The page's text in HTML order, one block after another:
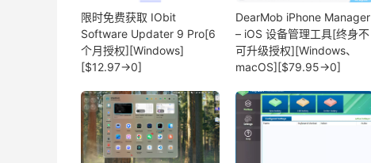
限时免费获取 IObit
Software Updater 9 Pro[6
个月授权][Windows]
[$12.97→0]
DearMob iPhone Manager
– iOS 设备管理工具[终身不
可升级授权][Windows、
macOS][$79.95→0]